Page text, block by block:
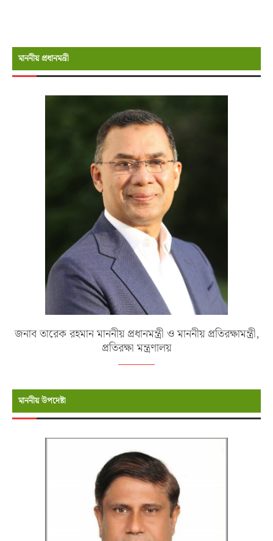
মাননীয় প্রধানমন্রী
জনাব তারেক রহমান মাননীয় প্রধানমন্ত্রী ও মাননীয় প্রতিরক্ষামন্ত্রী,
প্রতিরক্ষা মন্ত্রণালয়
মাননীয় উপদেষ্টা